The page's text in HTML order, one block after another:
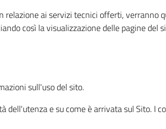
relazione ai servizi tecnici offerti, verranno
così la visualizzazione delle pagine del
sull'uso del sito.
e su come è arrivata sul Sito. I